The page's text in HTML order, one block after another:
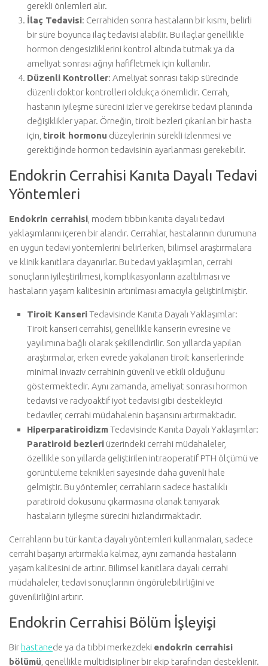
gerekli önlemleri alır.
İlaç Tedavisi: Cerrahiden sonra hastaların bir kısmı, belirli
bir süre boyunca ilaç tedavisi alabilir. Bu ilaçlar genellikle
hormon dengesizliklerini kontrol altında tutmak ya da
ameliyat sonrası ağrıyı hafifletmek için kullanılır.
Düzenli Kontroller: Ameliyat sonrası takip sürecinde
düzenli doktor kontrolleri oldukça önemlidir. Cerrah,
hastanın iyileşme sürecini izler ve gerekirse tedavi planında
değişiklikler yapar. Örneğin, tiroit bezleri çıkarılan bir hasta
için, tiroit hormonu düzeylerinin sürekli izlenmesi ve
gerektiğinde hormon tedavisinin ayarlanması gerekebilir.
Endokrin Cerrahisi Kanıta Dayalı Tedavi
Yöntemleri
Endokrin cerrahisi , modern tıbbın kanıta dayalı tedavi
yaklaşımlarını içeren bir alandır. Cerrahlar, hastalarının durumuna
en uygun tedavi yöntemlerini belirlerken, bilimsel araştırmalara
ve klinik kanıtlara dayanırlar. Bu tedavi yaklaşımları, cerrahi
sonuçların iyileştirilmesi, komplikasyonların azaltılması ve
hastaların yaşam kalitesinin artırılması amacıyla geliştirilmiştir.
Tiroit KanseriTedavisinde Kanıta Dayalı Yaklaşımlar:
Tiroit kanseri cerrahisi, genellikle kanserin evresine ve
yayılımına bağlı olarak şekillendirilir. Son yıllarda yapılan
araştırmalar, erken evrede yakalanan tiroit kanserlerinde
minimal invaziv cerrahinin güvenli ve etkili olduğunu
göstermektedir. Aynı zamanda, ameliyat sonrası hormon
tedavisi ve radyoaktif iyot tedavisi gibi destekleyici
tedaviler, cerrahi müdahalenin başarısını artırmaktadır.
HiperparatiroidizmTedavisinde Kanıta Dayalı Yaklaşımlar:
Paratiroid bezleri üzerindeki cerrahi müdahaleler,
özellikle son yıllarda geliştirilen intraoperatif PTH ölçümü ve
görüntüleme teknikleri sayesinde daha güvenli hale
gelmiştir. Bu yöntemler, cerrahların sadece hastalıklı
paratiroid dokusunu çıkarmasına olanak tanıyarak
hastaların iyileşme sürecini hızlandırmaktadır.
Cerrahların bu tür kanıta dayalı yöntemleri kullanmaları, sadece
cerrahi başarıyı artırmakla kalmaz, aynı zamanda hastaların
yaşam kalitesini de artırır. Bilimsel kanıtlara dayalı cerrahi
müdahaleler, tedavi sonuçlarının öngörülebilirliğini ve
güvenilirliğini artırır.
Endokrin Cerrahisi Bölüm İşleyişi
Bir hastanede ya da tıbbi merkezdeki endokrin cerrahisi
bölümü , genellikle multidisipliner bir ekip tarafından desteklenir.